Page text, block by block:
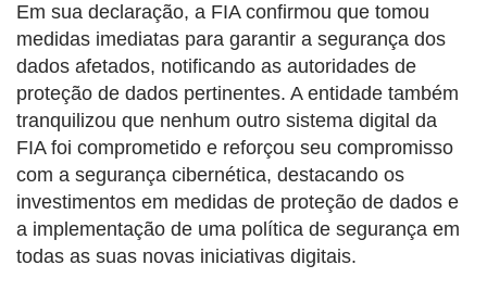
Em sua declaração, a FIA confirmou que tomou
medidas imediatas para garantir a segurança dos
dados afetados, notificando as autoridades de
proteção de dados pertinentes. A entidade também
tranquilizou que nenhum outro sistema digital da
FIA foi comprometido e reforçou seu compromisso
com a segurança cibernética, destacando os
investimentos em medidas de proteção de dados e
a implementação de uma política de segurança em
todas as suas novas iniciativas digitais.